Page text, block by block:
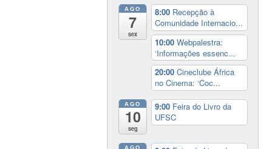
AGO
7
sex
8:00 Recepção à
Comunidade Internacio...
10:00Webpalestra:
‘Informações essenc...
20:00Cineclube África
no Cinema: ‘Coc...
AGO
10
seg
9:00 Feira do Livro da
UFSC
AGO